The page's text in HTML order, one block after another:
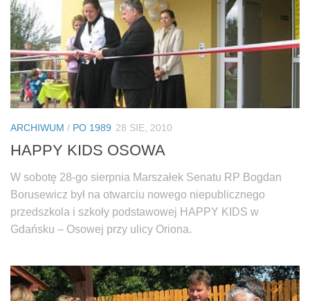
ARCHIWUM / PO 1989 28 SIE, 2010
HAPPY KIDS OSOWA
W sobotę 28-go sierpnia Marszałek Senatu RP Bogdan
Borusewicz był na otwarciu nowego niepublicznego
przedszkola i szkoły podstawowej HAPPY KIDS w
Gdańsku – Osowej przy ulicy Oriona.